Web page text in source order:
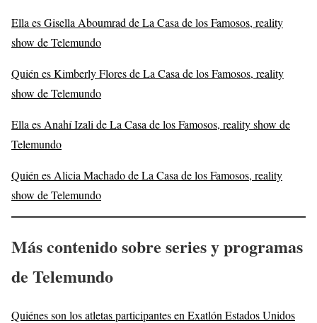
Ella es Gisella Aboumrad de La Casa de los Famosos, reality
show de Telemundo
Quién es Kimberly Flores de La Casa de los Famosos, reality
show de Telemundo
Ella es Anahí Izali de La Casa de los Famosos, reality show de
Telemundo
Quién es Alicia Machado de La Casa de los Famosos, reality
show de Telemundo
Más contenido sobre series y programas
de Telemundo
Quiénes son los atletas participantes en Exatlón Estados Unidos